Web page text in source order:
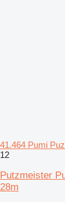
41.464 Pumi
12
Putzmeister
28m